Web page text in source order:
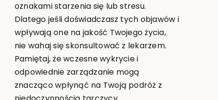
oznakami starzenia się lub stresu.
Dlatego jeśli doświadczasz tych objawów i
wpływają one na jakość Twojego życia,
nie wahaj się skonsultować z lekarzem.
Pamiętaj, że wczesne wykrycie i
odpowiednie zarządzanie mogą
znacząco wpłynąć na Twoją podróż z